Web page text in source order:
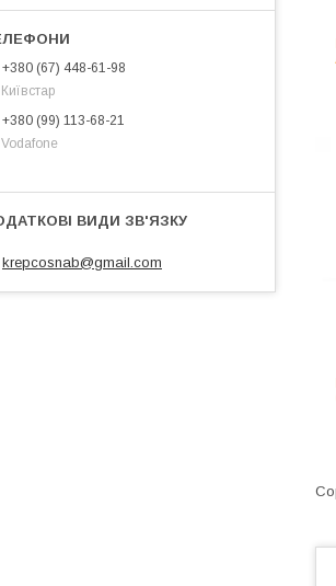
+380 (67) 448-61-98
Київстар
+380 (99) 113-68-21
Vodafone
krepcosnab@gmail.com